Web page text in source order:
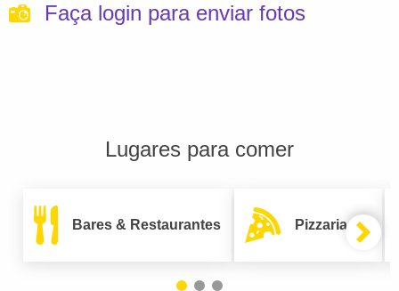
Faça login para enviar fotos
Lugares para comer
Bares & Restaurantes Pizzarias